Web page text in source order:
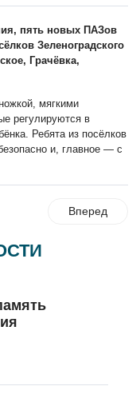
пять новых ПАЗов
Зеленоградского
Грачёвка,
мягкими
регулируются в
Ребята из посёлков
и, главное — с
Вперед